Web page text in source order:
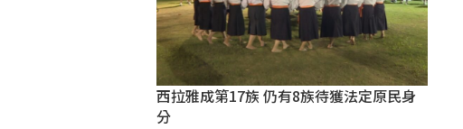
西拉雅成第17族 仍有8族待獲法定原民身
分